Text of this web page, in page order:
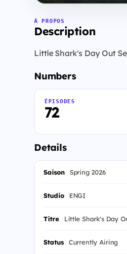
À PROPOS
Description
Little Shark's Day Out
Numbers
72
ÉPISODES
Details
Saison Spring 2026
Studio ENGI
Titre Little Shark's Day
Status Currently Airing